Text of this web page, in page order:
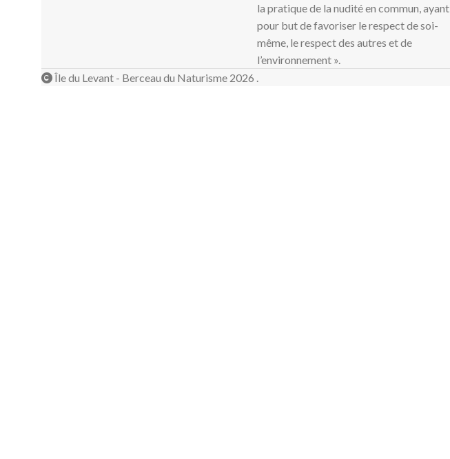
la pratique de la nudité en commun, ayant
pour but de favoriser le respect de soi-
même, le respect des autres et de
l’environnement ».
Île du Levant - Berceau du Naturisme 2026 .